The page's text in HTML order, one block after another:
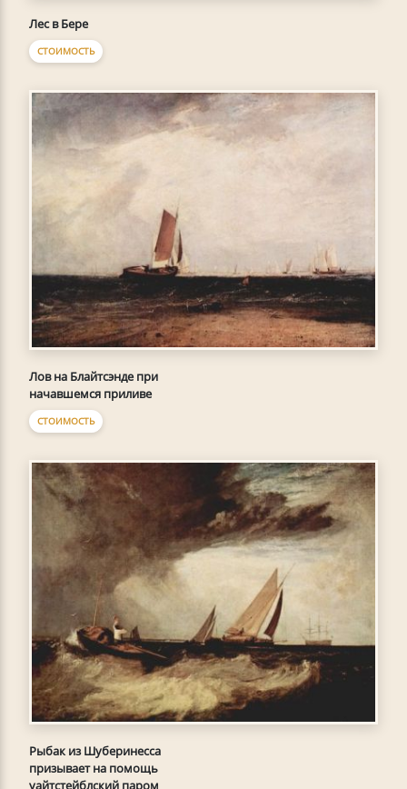
Лес в Бере
СТОИМОСТЬ
Лов на Блайтсэнде при
начавшемся приливе
СТОИМОСТЬ
Рыбак из Шуберинесса
призывает на помощь
уайтстейблский паром